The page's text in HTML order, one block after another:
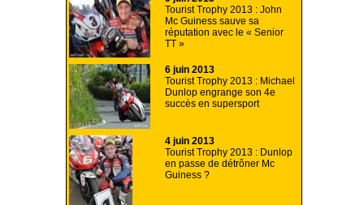
Tourist Trophy 2013 : John
Mc Guiness sauve sa
réputation avec le « Senior
TT »
6 juin 2013
Tourist Trophy 2013 : Michael
Dunlop engrange son 4e
succès en supersport
4 juin 2013
Tourist Trophy 2013 : Dunlop
en passe de détrôner Mc
Guiness ?